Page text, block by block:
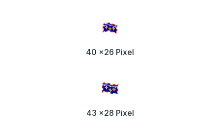
40 x26 Pixel
43 x28 Pixel